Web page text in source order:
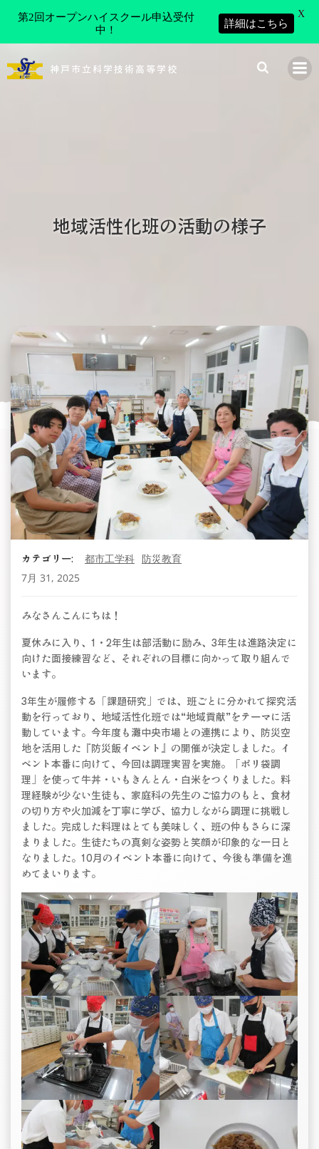
ン
神戸市立科学技術高等学校
地域活性化班の活動の様子
カテゴリー: 都市工学科 防災教育
7月 31, 2025
みなさんこんにちは！
夏休みに入り、1・2年生は部活動に励み、3年生は進路決定に
向けた面接練習など、それぞれの目標に向かって取り組んで
います。
3年生が履修する「課題研究」では、班ごとに分かれて探究活
動を行っており、地域活性化班では“地域貢献”をテーマに活
動しています。今年度も灘中央市場との連携により、防災空
地を活用した『防災飯イベント』の開催が決定しました。イ
ベント本番に向けて、今回は調理実習を実施。「ポリ袋調
理」を使って牛丼・いもきんとん・白米をつくりました。料
理経験が少ない生徒も、家庭科の先生のご協力のもと、食材
の切り方や火加減を丁寧に学び、協力しながら調理に挑戦し
ました。完成した料理はとても美味しく、班の仲もさらに深
まりました。生徒たちの真剣な姿勢と笑顔が印象的な一日と
なりました。10月のイベント本番に向けて、今後も準備を進
めてまいります。
第2回オープンハイスクール申込受付
中！
詳細はこちら
X